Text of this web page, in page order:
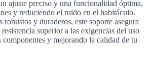
ajuste preciso y una funcionalidad óptima,
y reduciendo el ruido en el habitáculo.
robustos y duraderos, este soporte asegura
superior a las exigencias del uso
y mejorando la calidad de tu